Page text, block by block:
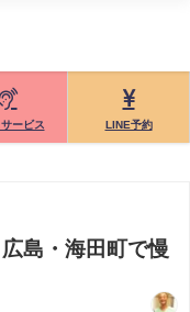
ービス LINE予約
島・海田町で慢